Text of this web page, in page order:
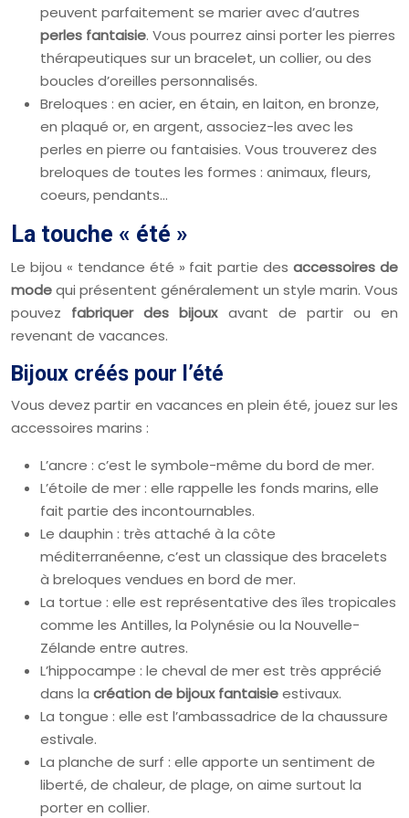
peuvent parfaitement se marier avec d’autres
perles fantaisie. Vous pourrez ainsi porter les pierres
thérapeutiques sur un bracelet, un collier, ou des
boucles d’oreilles personnalisés.
Breloques : en acier, en étain, en laiton, en bronze,
en plaqué or, en argent, associez-les avec les
perles en pierre ou fantaisies. Vous trouverez des
breloques de toutes les formes : animaux, fleurs,
coeurs, pendants…
La touche « été »
Le bijou « tendance été » fait partie desaccessoires de
modequi présentent généralement un style marin. Vous
pouvez fabriquer des bijouxavant de partir ou en
revenant de vacances.
Bijoux créés pour l’été
Vous devez partir en vacances en plein été, jouez sur les
accessoires marins :
L’ancre : c’est le symbole-même du bord de mer.
L’étoile de mer : elle rappelle les fonds marins, elle
fait partie des incontournables.
Le dauphin : très attaché à la côte
méditerranéenne, c’est un classique des bracelets
à breloques vendues en bord de mer.
La tortue : elle est représentative des îles tropicales
comme les Antilles, la Polynésie ou la Nouvelle-
Zélande entre autres.
L’hippocampe : le cheval de mer est très apprécié
dans la création de bijoux fantaisieestivaux.
La tongue : elle est l’ambassadrice de la chaussure
estivale.
La planche de surf : elle apporte un sentiment de
liberté, de chaleur, de plage, on aime surtout la
porter en collier.